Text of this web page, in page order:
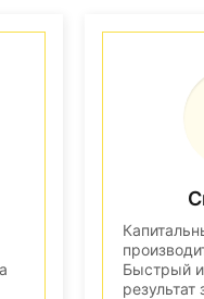
Быстрый
результат